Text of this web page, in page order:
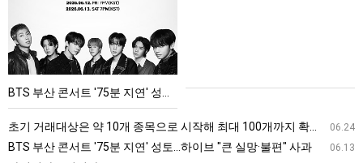
서
트
'75
분
BTS 부산 콘서트 '75분 지연' 성토…하이브 "큰 실망·불편" 사과
06.24
초기 거래대상은 약 10개 종목으로 시작해 최대 100개까지 확대할 방침이다. 구체적인 거래 대상 ETF는 아직 확정되지 않았지만, 시장 대표성이나 거래량을 고려해 선정할 계획이다.
06.13
BTS 부산 콘서트 '75분 지연' 성토…하이브 "큰 실망·불편" 사과